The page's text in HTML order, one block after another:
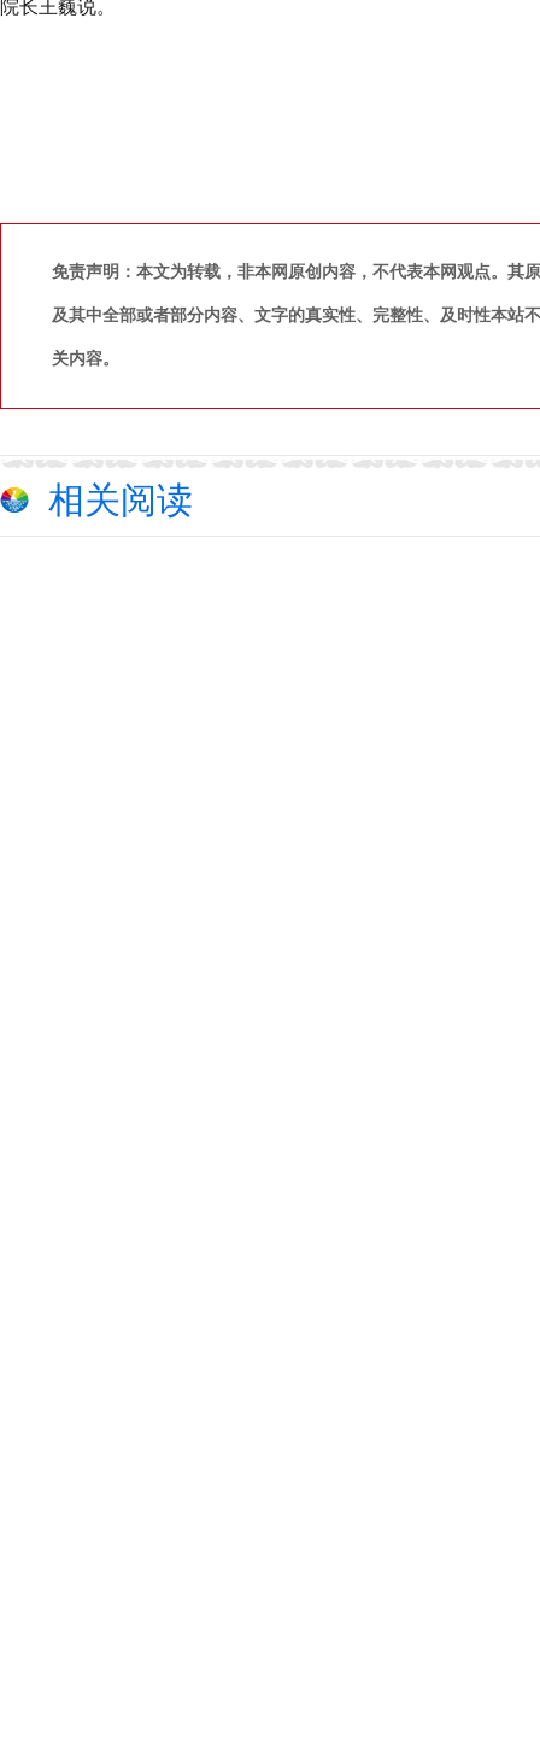
院长王巍说。
免责声明：本文为转载，非本网原创内容，不代表本网观点。其
及其中全部或者部分内容、文字的真实性、完整性、及时性本站
关内容。
相关阅读